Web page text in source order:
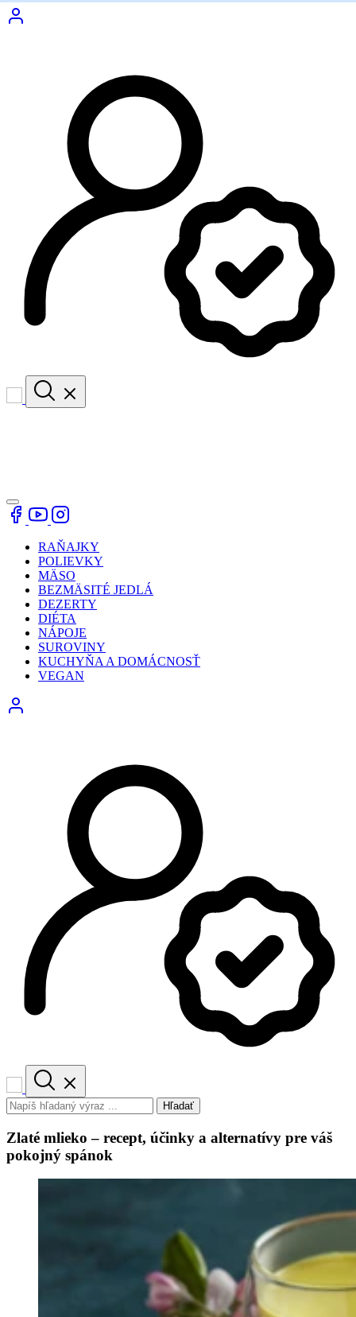
RAŇAJKY
POLIEVKY
MÄSO
BEZMÄSITÉ JEDLÁ
DEZERTY
DIÉTA
NÁPOJE
SUROVINY
KUCHYŇA A DOMÁCNOSŤ
VEGAN
Hľadať
Zlaté mlieko – recept, účinky a alternatívy pre váš
pokojný spánok